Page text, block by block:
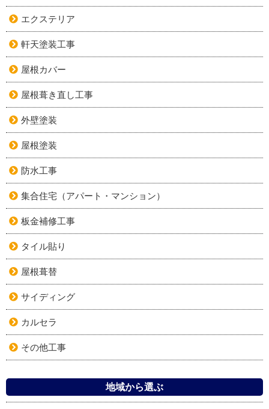
エクステリア
軒天塗装工事
屋根カバー
屋根葺き直し工事
外壁塗装
屋根塗装
防水工事
集合住宅（アパート・マンション）
板金補修工事
タイル貼り
屋根葺替
サイディング
カルセラ
その他工事
地域から選ぶ